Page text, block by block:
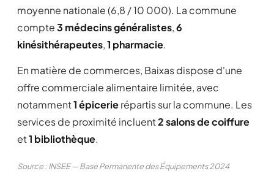
moyenne nationale (6,8 / 10 000). La commune
compte3 médecins généralistes,6
kinésithérapeutes,1 pharmacie.
En matière de commerces, Baixas dispose d'une
offre commerciale alimentaire limitée, avec
notamment1 épicerierépartis sur la commune. Les
services de proximité incluent2 salons de coiffure
et1 bibliothèque.
Source : INSEE — Base Permanente des Équipements 2024